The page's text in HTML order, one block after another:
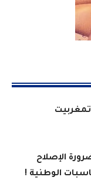
تمغربيت
الإصلاح
الوطنية !